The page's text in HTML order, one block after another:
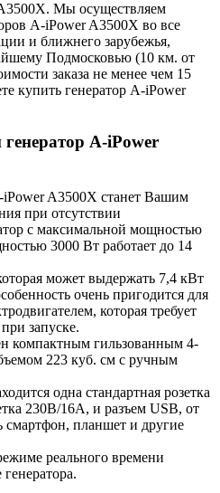
Мы осуществляем
A-iPower A3500X во все
и ближнего зарубежья,
Подмосковью (10 км. от
заказа не менее чем 15
купить генератор A-iPower
A-iPower
A3500X станет Вашим
при отсутствии
с максимальной мощностью
3000 Вт работает до 14
может выдержать 7,4 кВт
очень пригодится для
которая требует
запуске.
компактным гильзованным 4-
223 куб. см с ручным
одна стандартная розетка
230В/16А, и разъем USB, от
смартфон, планшет и другие
реального времени